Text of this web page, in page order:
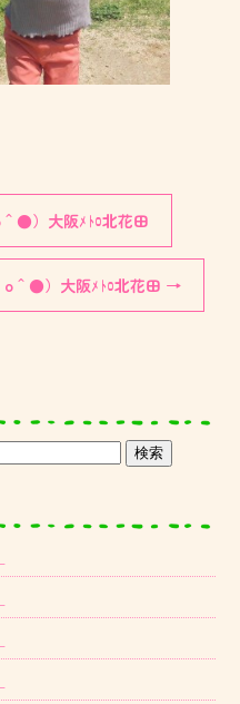
●）大阪ﾒﾄﾛ北花田
＾●）大阪ﾒﾄﾛ北花田 →